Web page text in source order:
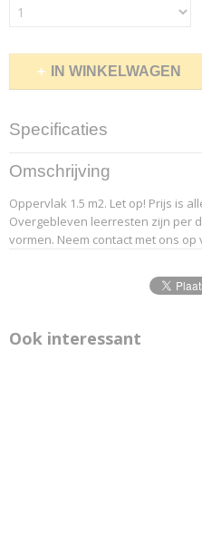
IN WINKELWAGEN
Specificaties
Productcode leverancier
1-6
Omschrijving
Oppervlak 1.5 m2. Let op! Prijs is
Overgebleven leerresten zijn per
vormen. Neem contact met ons
Ook interessant